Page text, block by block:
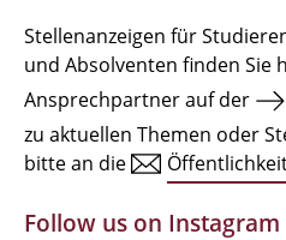
Institute
Einrichtungen
Zeichensäle
MBW |
Stellenanzeigen für
und Absolventen finden Sie
Ansprechpartner auf der
zu aktuellen Themen oder
bitte an die
Follow us on Instagram